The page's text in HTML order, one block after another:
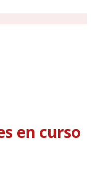
en curso